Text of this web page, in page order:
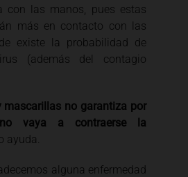
con las manos, pues estas
más en contacto con las
existe la probabilidad de
(además del contagio
mascarillas no garantiza por
vaya a contraerse la
ayuda.
alguna enfermedad